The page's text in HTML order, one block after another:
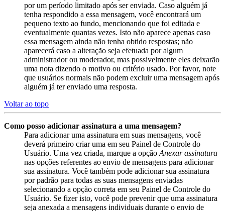
por um período limitado após ser enviada. Caso alguém já
tenha respondido a essa mensagem, você encontrará um
pequeno texto ao fundo, mencionando que foi editada e
eventualmente quantas vezes. Isto não aparece apenas caso
essa mensagem ainda não tenha obtido respostas; não
aparecerá caso a alteração seja efetuada por algum
administrador ou moderador, mas possivelmente eles deixarão
uma nota dizendo o motivo ou critério usado. Por favor, note
que usuários normais não podem excluir uma mensagem após
alguém já ter enviado uma resposta.
Voltar ao topo
Como posso adicionar assinatura a uma mensagem?
Para adicionar uma assinatura em suas mensagens, você
deverá primeiro criar uma em seu Painel de Controle do
Usuário. Uma vez criada, marque a opção Anexar assinatura
nas opções referentes ao envio de mensagens para adicionar
sua assinatura. Você também pode adicionar sua assinatura
por padrão para todas as suas mensagens enviadas
selecionando a opção correta em seu Painel de Controle do
Usuário. Se fizer isto, você pode prevenir que uma assinatura
seja anexada a mensagens individuais durante o envio de